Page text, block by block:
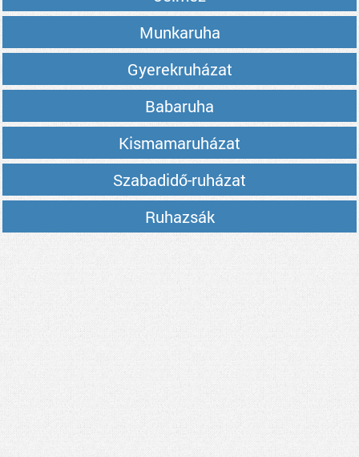
Munkaruha
Gyerekruházat
Babaruha
Kismamaruházat
Szabadidő-ruházat
Ruhazsák